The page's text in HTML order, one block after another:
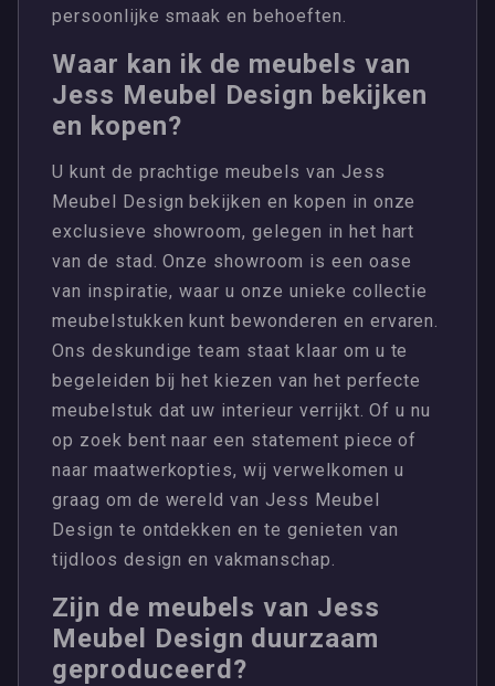
persoonlijke smaak en behoeften.
Waar kan ik de meubels van
Jess Meubel Design bekijken
en kopen?
U kunt de prachtige meubels van Jess
Meubel Design bekijken en kopen in onze
exclusieve showroom, gelegen in het hart
van de stad. Onze showroom is een oase
van inspiratie, waar u onze unieke collectie
meubelstukken kunt bewonderen en ervaren.
Ons deskundige team staat klaar om u te
begeleiden bij het kiezen van het perfecte
meubelstuk dat uw interieur verrijkt. Of u nu
op zoek bent naar een statement piece of
naar maatwerkopties, wij verwelkomen u
graag om de wereld van Jess Meubel
Design te ontdekken en te genieten van
tijdloos design en vakmanschap.
Zijn de meubels van Jess
Meubel Design duurzaam
geproduceerd?